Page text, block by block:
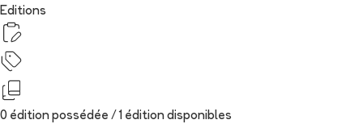
Editions
0 édition possédée / 1 édition disponibles